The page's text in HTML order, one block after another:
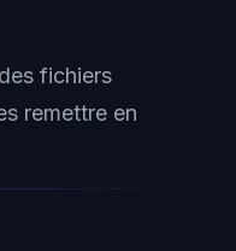
des fichiers
remettre en